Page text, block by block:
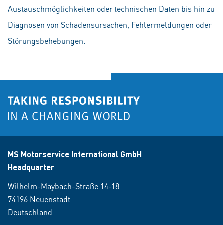
Austauschmöglichkeiten oder technischen Daten bis hin zu
Diagnosen von Schadensursachen, Fehlermeldungen oder
Störungsbehebungen.
MS Motorservice International GmbH
Headquarter
Wilhelm-Maybach-Straße 14-18
74196 Neuenstadt
Deutschland